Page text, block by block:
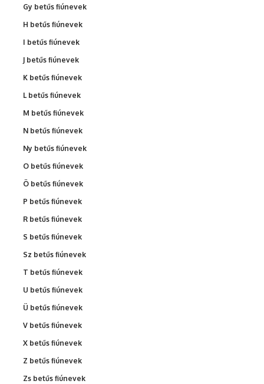
Gy betűs fiúnevek
H betűs fiúnevek
I betűs fiúnevek
J betűs fiúnevek
K betűs fiúnevek
L betűs fiúnevek
M betűs fiúnevek
N betűs fiúnevek
Ny betűs fiúnevek
O betűs fiúnevek
Ö betűs fiúnevek
P betűs fiúnevek
R betűs fiúnevek
S betűs fiúnevek
Sz betűs fiúnevek
T betűs fiúnevek
U betűs fiúnevek
Ü betűs fiúnevek
V betűs fiúnevek
X betűs fiúnevek
Z betűs fiúnevek
Zs betűs fiúnevek